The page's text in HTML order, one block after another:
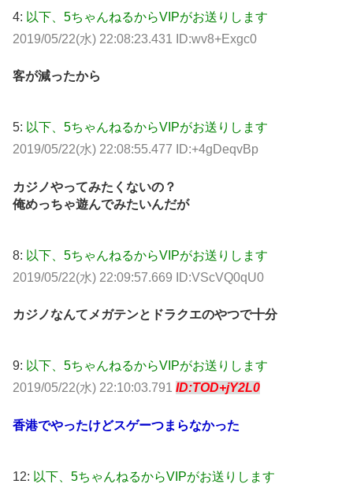
4: 以下、5ちゃんねるからVIPがお送りします
2019/05/22(水) 22:08:23.431 ID:wv8+Exgc0
客が減ったから
5: 以下、5ちゃんねるからVIPがお送りします
2019/05/22(水) 22:08:55.477 ID:+4gDeqvBp
カジノやってみたくないの？
俺めっちゃ遊んでみたいんだが
8: 以下、5ちゃんねるからVIPがお送りします
2019/05/22(水) 22:09:57.669 ID:VScVQ0qU0
カジノなんてメガテンとドラクエのやつで十分
9: 以下、5ちゃんねるからVIPがお送りします
2019/05/22(水) 22:10:03.791 ID:TOD+jY2L0
香港でやったけどスゲーつまらなかった
12: 以下、5ちゃんねるからVIPがお送りします